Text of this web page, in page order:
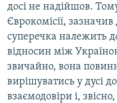
досі не надійшов.
Єврокомісії,
суперечка належить
відносин між
звичайно, вона
вирішуватись у дусі
взаємодовіри і,